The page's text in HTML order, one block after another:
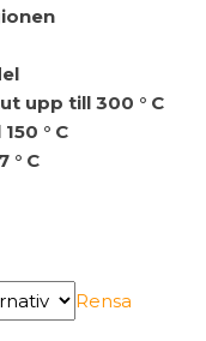
upp till 300 ° C
° C
° C
Rensa